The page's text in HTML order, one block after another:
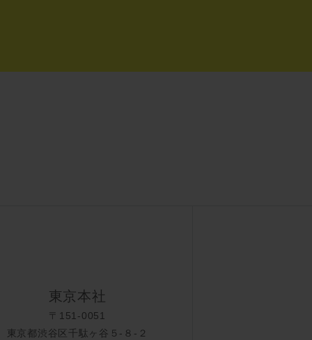
東京本社
〒151-0051
東京都渋谷区千駄ヶ谷５-８-２